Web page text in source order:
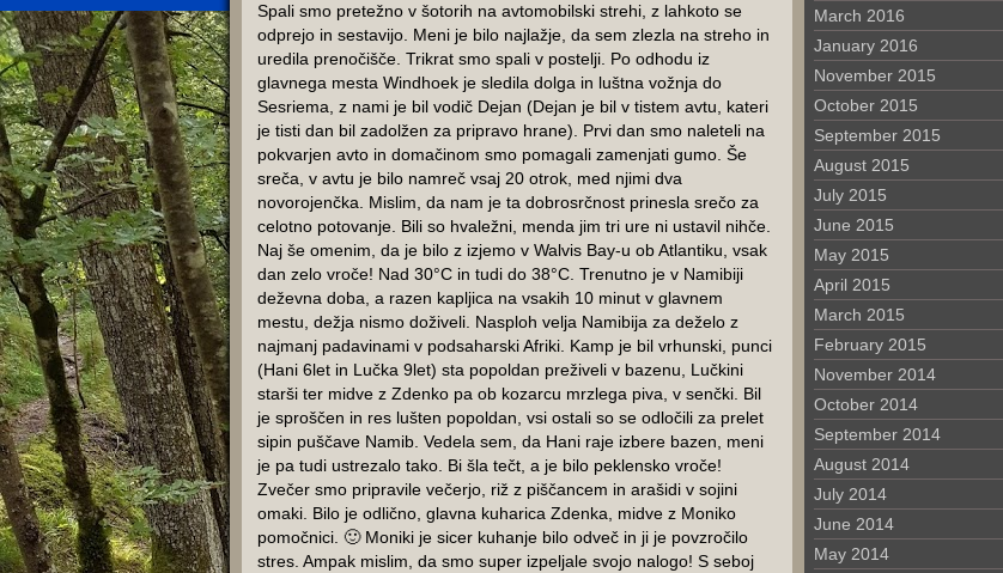
Spali smo pretežno v šotorih na avtomobilski strehi, z lahkoto se
odprejo in sestavijo. Meni je bilo najlažje, da sem zlezla na streho in
uredila prenočišče. Trikrat smo spali v postelji. Po odhodu iz
glavnega mesta Windhoek je sledila dolga in luštna vožnja do
Sesriema, z nami je bil vodič Dejan (Dejan je bil v tistem avtu, kateri
je tisti dan bil zadolžen za pripravo hrane). Prvi dan smo naleteli na
pokvarjen avto in domačinom smo pomagali zamenjati gumo. Še
sreča, v avtu je bilo namreč vsaj 20 otrok, med njimi dva
novorojenčka. Mislim, da nam je ta dobrosrčnost prinesla srečo za
celotno potovanje. Bili so hvaležni, menda jim tri ure ni ustavil nihče.
Naj še omenim, da je bilo z izjemo v Walvis Bay-u ob Atlantiku, vsak
dan zelo vroče! Nad 30°C in tudi do 38°C. Trenutno je v Namibiji
deževna doba, a razen kapljica na vsakih 10 minut v glavnem
mestu, dežja nismo doživeli. Nasploh velja Namibija za deželo z
najmanj padavinami v podsaharski Afriki. Kamp je bil vrhunski, punci
(Hani 6let in Lučka 9let) sta popoldan preživeli v bazenu, Lučkini
starši ter midve z Zdenko pa ob kozarcu mrzlega piva, v senčki. Bil
je sproščen in res lušten popoldan, vsi ostali so se odločili za prelet
sipin puščave Namib. Vedela sem, da Hani raje izbere bazen, meni
je pa tudi ustrezalo tako. Bi šla tečt, a je bilo peklensko vroče!
Zvečer smo pripravile večerjo, riž z piščancem in arašidi v sojini
omaki. Bilo je odlično, glavna kuharica Zdenka, midve z Moniko
pomočnici. 🙂 Moniki je sicer kuhanje bilo odveč in ji je povzročilo
stres. Ampak mislim, da smo super izpeljale svojo nalogo! S seboj
March 2016
January 2016
November 2015
October 2015
September 2015
August 2015
July 2015
June 2015
May 2015
April 2015
March 2015
February 2015
November 2014
October 2014
September 2014
August 2014
July 2014
June 2014
May 2014